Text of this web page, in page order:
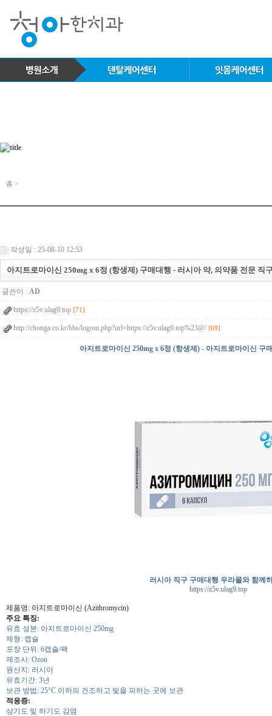
홈 >
작성일 : 25-08-10 12:53
아지트로마이신 250mg x 6정 (항생제) 구매대행 - 러시아 약, 의약품 전문 직
글쓴이 : AD
https://z5v.ulag9.top [71]
http://chonga.co.kr/bbs/logout.php?url=https://z5v.ulag9.top%23@/ [69]
아지트로마이신 250mg x 6정 (항생제) - 아지트로마이신 구
러시아 직구 구매대행 우라몰와 함께
https://z5v.ulag9.top
제품명: 아지트로마이신 (Azithromycin)
주요 특징:
유효 성분: 아지트로마이신 250mg
제형: 캡슐
포장 단위: 6캡슐/팩
제조사: Ozon
원산지: 러시아
유효기간: 3년
보관 방법: 25°C 이하의 건조하고 빛을 피하는 곳에 보관
적응증:
상기도 및 하기도 감염